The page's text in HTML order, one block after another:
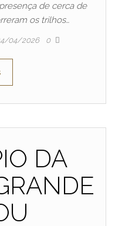
de cerca de
os trilhos…
04/2026 0
DA